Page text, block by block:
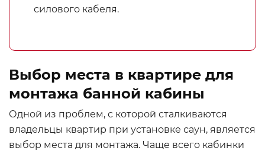
силового кабеля.
Выбор места в квартире для
монтажа банной кабины
Одной из проблем, с которой сталкиваются
владельцы квартир при установке саун, является
выбор места для монтажа. Чаще всего кабинки